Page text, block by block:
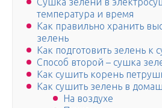
температура и время
Как правильно хранить
зелень
Как подготовить зелень к
Способ второй – сушка
Как сушить корень
Как сушить зелень в
На воздухе